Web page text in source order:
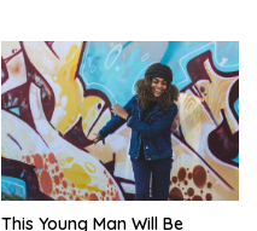
This Young Man Will Be